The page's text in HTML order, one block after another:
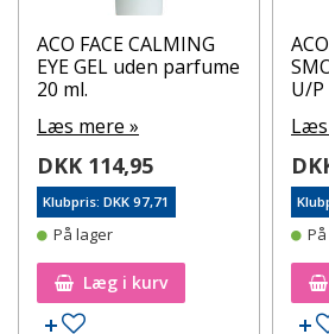
ACO FACE CALMING
EYE GEL uden parfume
20 ml.
Læs mere »
DKK 114,95
Klubpris: DKK 97,71
På lager
Læg i kurv
Tilføj til ønskeseddel
U/P